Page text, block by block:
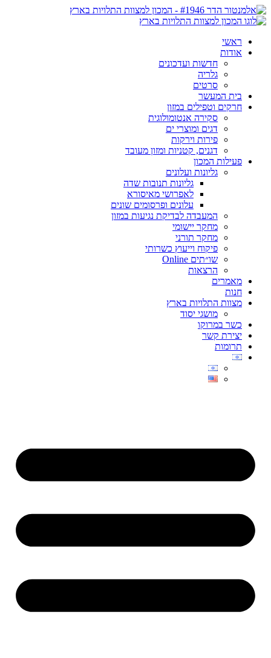
ראשי
אודות
חדשות ועדכונים
גלריה
סרטים
בית המעשר
חרקים וטפילים במזון
סקירה אנטומולוגית
דגים ומוצרי ים
פירות וירקות
דגנים, קטניות ומזון מעובד
פעילות המכון
גליונות ועלונים
גליונות תנובות שדה
לאפרושי מאיסורא
עלונים ופרסומים שונים
המעבדה לבדיקת נגיעות במזון
מחקר יישומי
מחקר תורני
פיקוח וייעוץ כשרותי
שו״תים Online
הרצאות
מאמרים
חנות
מצוות התלויות בארץ
מושגי יסוד
כשר במרוקו
יצירת קשר
תרומות